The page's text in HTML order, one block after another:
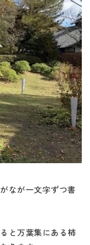
なが一文字ずつ書
と万葉集にある柿